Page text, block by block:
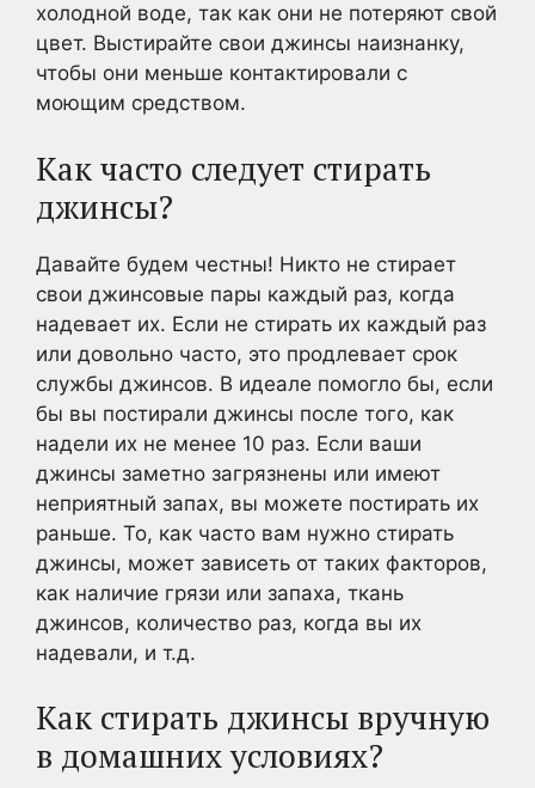
холодной воде, так как они не потеряют свой
цвет. Выстирайте свои джинсы наизнанку,
чтобы они меньше контактировали с
моющим средством.
Как часто следует стирать
джинсы?
Давайте будем честны! Никто не стирает
свои джинсовые пары каждый раз, когда
надевает их. Если не стирать их каждый раз
или довольно часто, это продлевает срок
службы джинсов. В идеале помогло бы, если
бы вы постирали джинсы после того, как
надели их не менее 10 раз. Если ваши
джинсы заметно загрязнены или имеют
неприятный запах, вы можете постирать их
раньше. То, как часто вам нужно стирать
джинсы, может зависеть от таких факторов,
как наличие грязи или запаха, ткань
джинсов, количество раз, когда вы их
надевали, и т.д.
Как стирать джинсы вручную
в домашних условиях?